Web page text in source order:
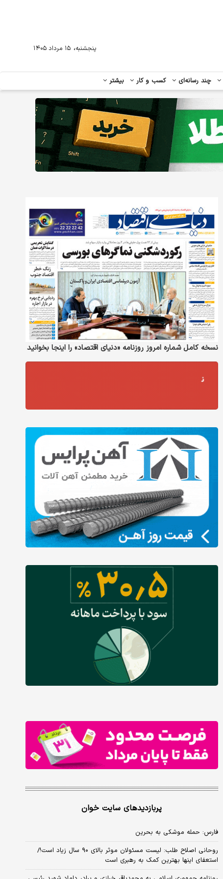
چند رسانه‌ای کسب و کار بیشتر
پنجشنبه، ۱۵ مرداد ۱۴۰۵
نسخه کامل شماره امروز روزنامه «دنیای‌ اقتصاد» را اینجا بخوانید
پربازدیدهای سایت خوان
فارس: حمله موشکی به بحرین
روحانی اصلاح طلب: ‌لیست مسئولان موثر بالای ۹۰ سال زیاد است!/
استعفای اینها بهترین کمک به رهبری است